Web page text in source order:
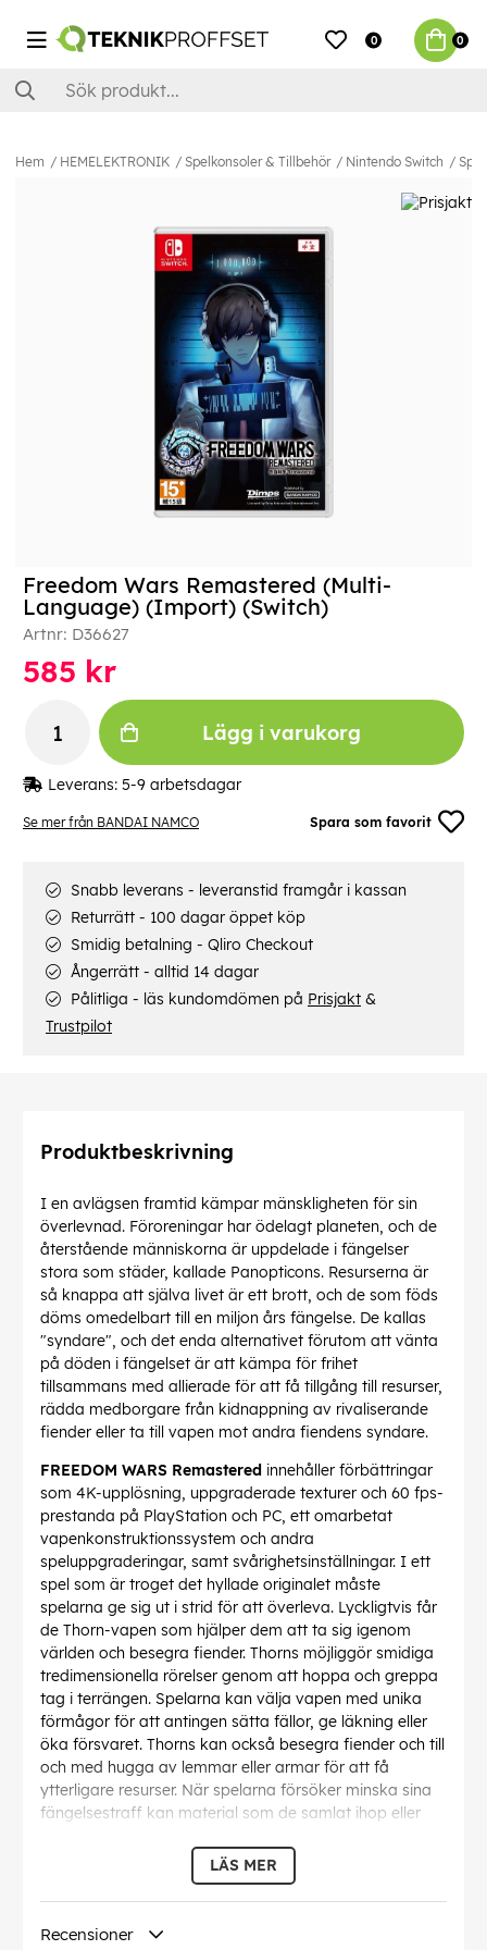
0 0
Hem HEMELEKTRONIK Spelkonsoler & Tillbehör Nintendo Switch Spel
Se mer från BANDAI NAMCO Spara som favorit
Freedom Wars Remastered (Multi-
Language) (Import) (Switch)
Artnr: D36627
585 kr
Lägg i varukorg
Leverans: 5-9 arbetsdagar
Snabb leverans - leveranstid framgår i kassan
Returrätt - 100 dagar öppet köp
Smidig betalning - Qliro Checkout
Ångerrätt - alltid 14 dagar
Pålitliga - läs kundomdömen på Prisjakt &
Trustpilot
Produktbeskrivning
I en avlägsen framtid kämpar mänskligheten för sin
överlevnad. Föroreningar har ödelagt planeten, och de
återstående människorna är uppdelade i fängelser
stora som städer, kallade Panopticons. Resurserna är
så knappa att själva livet är ett brott, och de som föds
döms omedelbart till en miljon års fängelse. De kallas
"syndare", och det enda alternativet förutom att vänta
på döden i fängelset är att kämpa för frihet
tillsammans med allierade för att få tillgång till resurser,
rädda medborgare från kidnappning av rivaliserande
fiender eller ta till vapen mot andra fiendens syndare.
FREEDOM WARS Remastered innehåller förbättringar
som 4K-upplösning, uppgraderade texturer och 60 fps-
prestanda på PlayStation och PC, ett omarbetat
vapenkonstruktionssystem och andra
speluppgraderingar, samt svårighetsinställningar. I ett
spel som är troget det hyllade originalet måste
spelarna ge sig ut i strid för att överleva. Lyckligtvis får
de Thorn-vapen som hjälper dem att ta sig igenom
världen och besegra fiender. Thorns möjliggör smidiga
tredimensionella rörelser genom att hoppa och greppa
tag i terrängen. Spelarna kan välja vapen med unika
förmågor för att antingen sätta fällor, ge läkning eller
öka försvaret. Thorns kan också besegra fiender och till
och med hugga av lemmar eller armar för att få
ytterligare resurser. När spelarna försöker minska sina
fängelsestraff kan material som de samlat ihop eller
Panopticon är en egen enhet – spelarna kommer att
och använda rättighetspoäng som de tjänat genom att
LÄS MER
Recensioner